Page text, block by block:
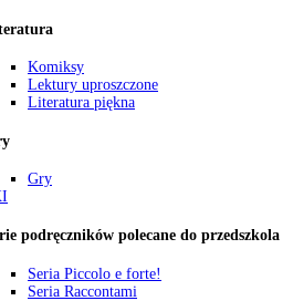
Komiksy
Lektury uproszczone
Literatura piękna
Gry
podręczników polecane do przedszkola
Seria Piccolo e forte!
Seria Raccontami